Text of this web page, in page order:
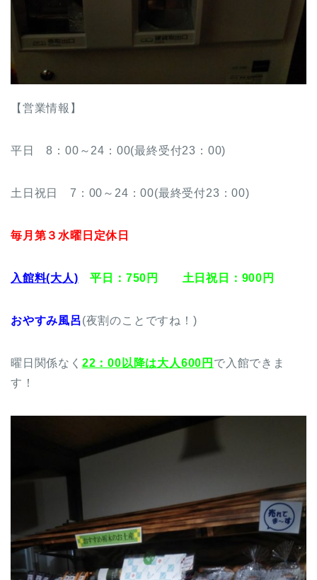
【営業情報】
平日 8：00～24：00(最終受付23：00)
土日祝日 7：00～24：00(最終受付23：00)
毎月第３水曜日定休日
入館料(大人) 平日：750円 土日祝日：900円
おやすみ風呂(夜割のことですね！)
曜日関係なく 22：00以降は大人600円 で入館できま
す！